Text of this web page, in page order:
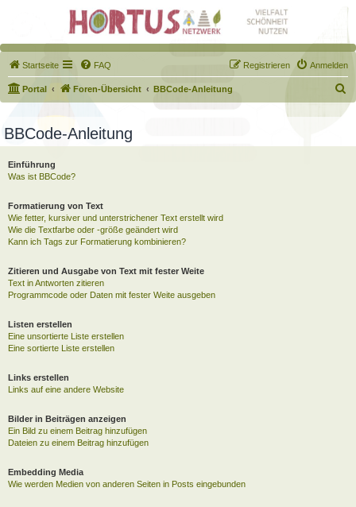
Startseite FAQ Anmelden
Registrieren
Portal Foren-Übersicht BBCode-Anleitung
u
h
BBCode-Anleitung
Einführung
Was ist BBCode?
Formatierung von Text
Wie fetter, kursiver und unterstrichener Text erstellt wird
Wie die Textfarbe oder -größe geändert wird
Kann ich Tags zur Formatierung kombinieren?
Zitieren und Ausgabe von Text mit fester Weite
Text in Antworten zitieren
Programmcode oder Daten mit fester Weite ausgeben
Listen erstellen
Eine unsortierte Liste erstellen
Eine sortierte Liste erstellen
Links erstellen
Links auf eine andere Website
Bilder in Beiträgen anzeigen
Ein Bild zu einem Beitrag hinzufügen
Dateien zu einem Beitrag hinzufügen
Embedding Media
Wie werden Medien von anderen Seiten in Posts eingebunden